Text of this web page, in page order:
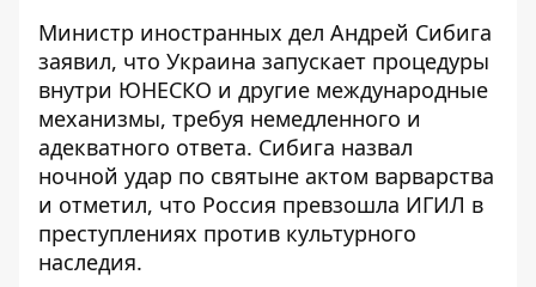
Министр иностранных дел Андрей Сибига
заявил, что Украина запускает процедуры
внутри ЮНЕСКО и другие международные
механизмы, требуя немедленного и
адекватного ответа. Сибига назвал
ночной удар по святыне актом варварства
и отметил, что Россия превзошла ИГИЛ в
преступлениях против культурного
наследия.